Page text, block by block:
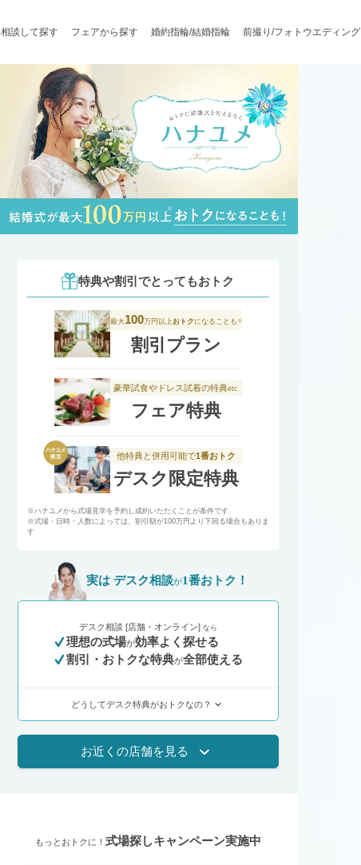
相談して探す フェアから探す 婚約指輪/結婚指輪 前撮り/フォトウエディング
特典や割引でとってもおトク
最大100万円以上おトク になることも ※
割引プラン
豪華試食やドレス試着の特典etc
フェア特典
他特典と併用可能で1番おトク
デスク限定特典
※ハナユメから式場見学を予約し成約いただくことが条件です
※式場・日時・人数によっては、割引額が100万円より下回る場合もありま
す
実は デスク相談が1番おトク！
デスク相談 [店舗・オンライン] なら
理想の式場が効率よく探せる
割引・おトクな特典が全部使える
どうしてデスク特典がおトクなの？
お近くの店舗を見る
もっとおトクに！ 式場探しキャンペーン実施中